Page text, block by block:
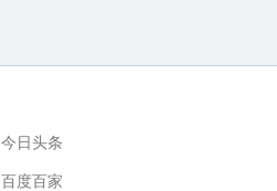
今日头条
百度百家